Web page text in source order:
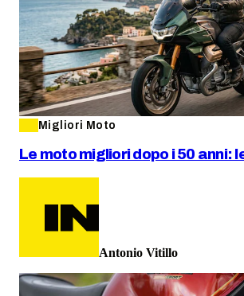
Migliori Moto
Le moto migliori dopo i 50
Antonio Vitillo